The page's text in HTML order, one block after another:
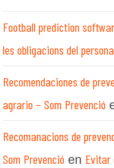
Football prediction
les obligacions del
Recomendaciones de
agrario – Som Prevenció
Recomanacions de
Som Prevenció en Evitar